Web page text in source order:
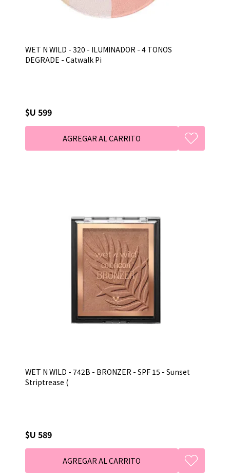
WET N WILD - 320 - ILUMINADOR - 4 TONOS
DEGRADE - Catwalk Pi
$U 599
WET N WILD - 742B - BRONZER - SPF 15 - Sunset
Striptrease (
$U 589